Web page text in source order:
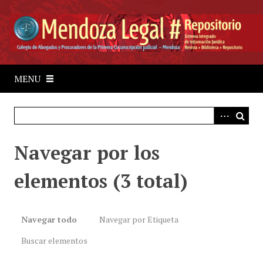
a
a
MENU
Navegar por los
elementos (3 total)
Navegar todo
Navegar por Etiqueta
Buscar elementos